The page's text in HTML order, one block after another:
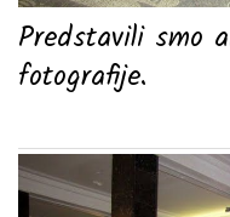
Predstavili smo
fotografije.